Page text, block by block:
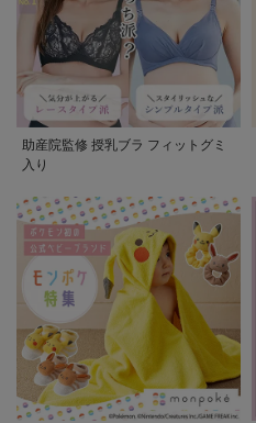
助産院監修 授乳ブラ フィットグミ
入り